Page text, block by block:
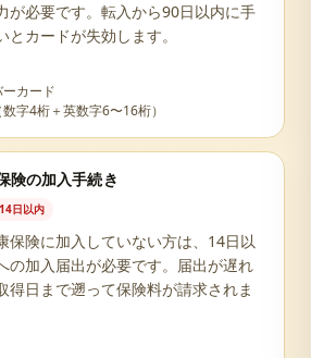
が必要です。転入から90日以内に手
とカードが失効します。
カード
字4桁＋英数字6〜16桁）
険の加入手続き
日以内
保険に加入していない方は、14日以
の加入届出が必要です。届出が遅れ
得日まで遡って保険料が請求されま